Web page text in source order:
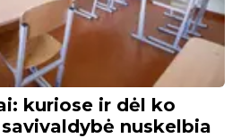
kuriose ir dėl ko
nuskelbia